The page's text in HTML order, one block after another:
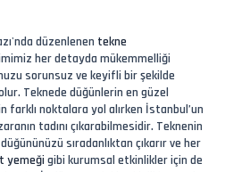
düzenlenen tekne
her detayda mükemmelliği
sorunsuz ve keyifli bir şekilde
Teknede düğünlerin en güzel
noktalara yol alırken İstanbul’un
tadını çıkarabilmesidir. Teknenin
sıradanlıktan çıkarır ve her
yemeği gibi kurumsal etkinlikler için de